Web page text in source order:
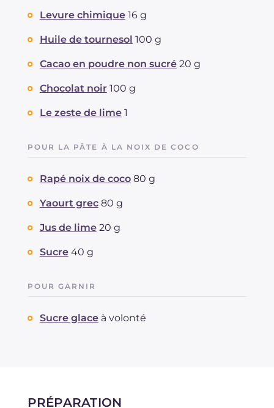
Levure chimique 16 g
Huile de tournesol 100 g
Cacao en poudre non sucré 20 g
Chocolat noir 100 g
Le zeste de lime 1
POUR LA PÂTE À LA NOIX DE COCO
Rapé noix de coco 80 g
Yaourt grec 80 g
Jus de lime 20 g
Sucre 40 g
POUR GARNIR
Sucre glace à volonté
PRÉPARATION